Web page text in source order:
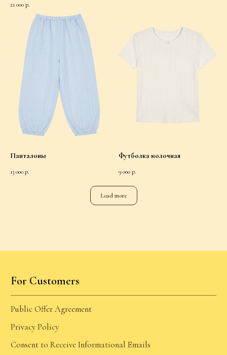
21 000 р.
Панталоны
13 000 р.
Футболка молочная
9 000 р.
Load more